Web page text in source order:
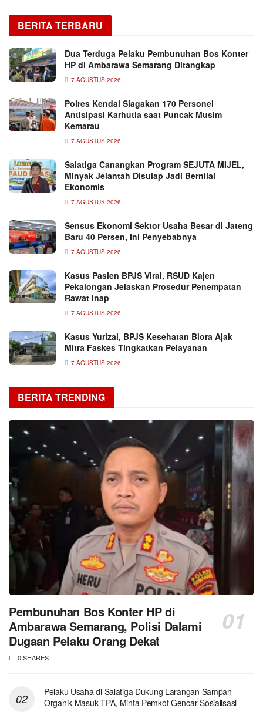
BERITA TERBARU
Dua Terduga Pelaku Pembunuhan Bos Konter
HP di Ambarawa Semarang Ditangkap
7 AGUSTUS 2026
Polres Kendal Siagakan 170 Personel
Antisipasi Karhutla saat Puncak Musim
Kemarau
7 AGUSTUS 2026
Salatiga Canangkan Program SEJUTA MIJEL,
Minyak Jelantah Disulap Jadi Bernilai
Ekonomis
7 AGUSTUS 2026
Sensus Ekonomi Sektor Usaha Besar di Jateng
Baru 40 Persen, Ini Penyebabnya
7 AGUSTUS 2026
Kasus Pasien BPJS Viral, RSUD Kajen
Pekalongan Jelaskan Prosedur Penempatan
Rawat Inap
7 AGUSTUS 2026
Kasus Yurizal, BPJS Kesehatan Blora Ajak
Mitra Faskes Tingkatkan Pelayanan
7 AGUSTUS 2026
BERITA TRENDING
Pembunuhan Bos Konter HP di
Ambarawa Semarang, Polisi Dalami
Dugaan Pelaku Orang Dekat
0 SHARES
Pelaku Usaha di Salatiga Dukung Larangan Sampah
Organik Masuk TPA, Minta Pemkot Gencar Sosialisasi